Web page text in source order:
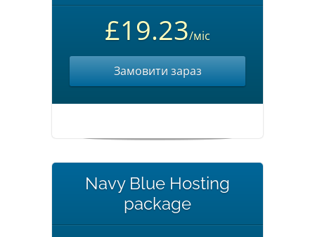
£19.23/міс
Замовити зараз
Navy Blue Hosting
package